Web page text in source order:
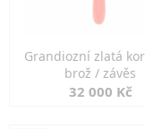
Grandiozní zlatá
brož / závěs
32 000 Kč